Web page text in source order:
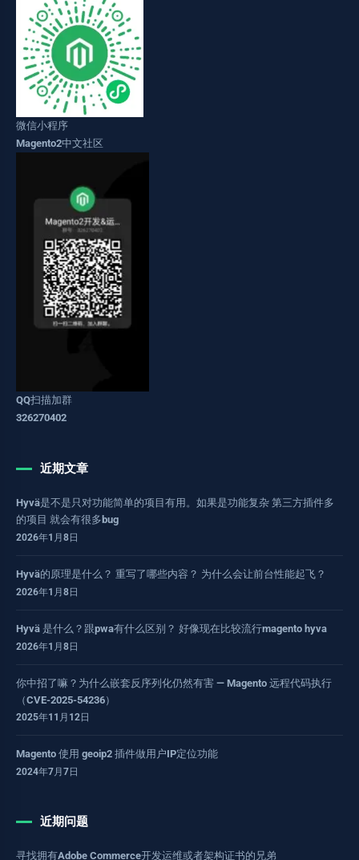
微信小程序
Magento2中文社区
QQ扫描加群
326270402
近期文章
Hyvä是不是只对功能简单的项目有用。如果是功能复杂 第三方插件多
的项目 就会有很多bug
2026年1月8日
Hyvä的原理是什么？ 重写了哪些内容？ 为什么会让前台性能起飞？
2026年1月8日
Hyvä 是什么？跟pwa有什么区别？ 好像现在比较流行magento hyva
2026年1月8日
你中招了嘛？为什么嵌套反序列化仍然有害 — Magento 远程代码执行
（CVE-2025-54236）
2025年11月12日
Magento 使用 geoip2 插件做用户IP定位功能
2024年7月7日
近期问题
寻找拥有Adobe Commerce开发运维或者架构证书的兄弟